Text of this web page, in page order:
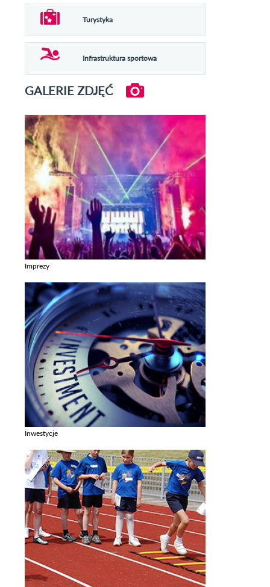
Turystyka
Infrastruktura sportowa
GALERIE ZDJĘĆ
Imprezy
Inwestycje